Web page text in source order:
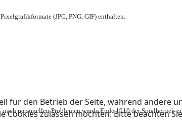
für den Betrieb der Seite, während andere
Cookies zulassen möchten. Bitte beachten
(JPG, PNG, GIF) enthalten.
personellen Problemen wurde Ende 1910 der